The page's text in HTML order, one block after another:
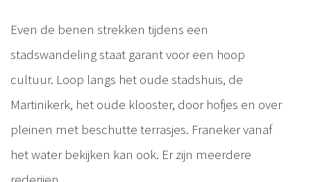
Even de benen strekken tijdens een
stadswandeling staat garant voor een hoop
cultuur. Loop langs het oude stadshuis, de
Martinikerk, het oude klooster, door hofjes en over
pleinen met beschutte terrasjes. Franeker vanaf
het water bekijken kan ook. Er zijn meerdere